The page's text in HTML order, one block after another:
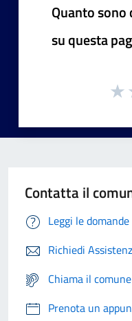
Quanto
su questa
Contatta il
Leggi le
Richiedi
Chiama il
Prenota un